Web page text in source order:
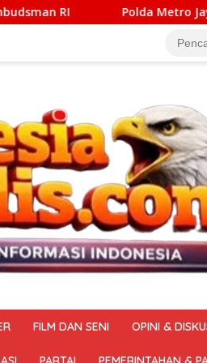
Metro Jaya Pulangkan Tiga
FILM DAN SENI OPINI &